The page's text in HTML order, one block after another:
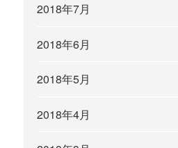
2018年7月
2018年6月
2018年5月
2018年4月